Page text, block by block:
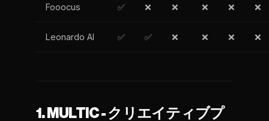
Fooocus ✅ ❌ ❌ ❌ ❌ ❌
Leonardo AI ✅ ✅ ❌ ❌ ❌ ❌
1. MULTIC - クリエイティブプ